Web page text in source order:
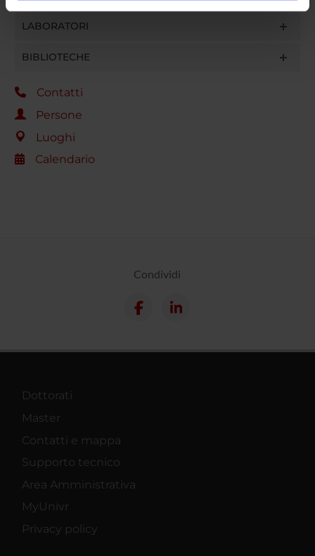
nostri partner che si occupano di analisi dei dati web,
raccolto dal tuo utilizzo dei loro servizi.
LABORATORI
BIBLIOTECHE
Contatti
Persone
Luoghi
Calendario
Condividi
Dottorati
Master
Contatti e mappa
Supporto tecnico
Area Amministrativa
MyUnivr
Privacy policy